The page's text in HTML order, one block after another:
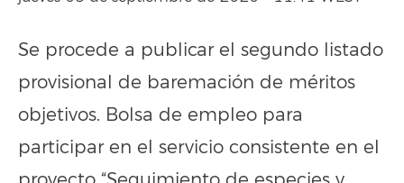
Se procede a publicar el segundo listado
provisional de baremación de méritos
objetivos. Bolsa de empleo para
participar en el servicio consistente en el